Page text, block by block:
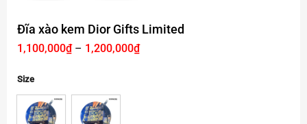
Đĩa xào kem Dior Gifts Limited
1,100,000₫ – 1,200,000₫Khoảng
giá:
Size